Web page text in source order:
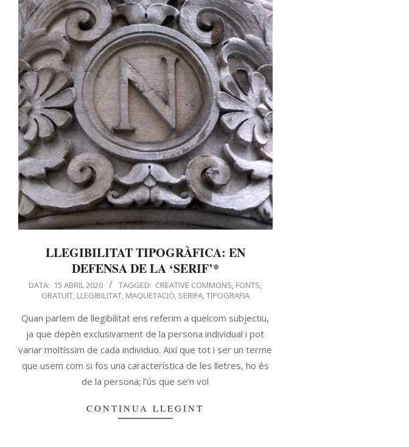
LLEGIBILITAT TIPOGRÀFICA: EN
DEFENSA DE LA ‘SERIF’*
DATA: 15 ABRIL 2020 TAGGED: CREATIVE COMMONS FONTS
GRATUÏT, LLEGIBILITAT, MAQUETACIÓ SERIFA, TIPOGRAFIA
Quan parlem de llegibilitat ens referim a quelcom subjectiu,
ja que depèn exclusivament de la persona individual i pot
variar moltíssim de cada individuo. Així que tot i ser un terme
que usem com si fos una característica de les lletres, ho és
de la persona; l’ús que se’n vol
CONTINUA LLEGINT